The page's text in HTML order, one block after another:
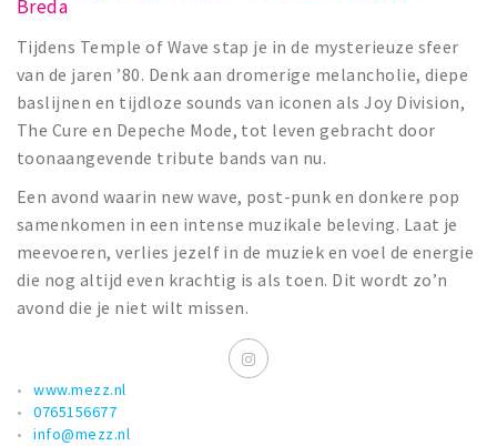
Natuurgebieden
Baroniepoorten
Sport
Privacy
Inloggen
Breda
Tijdens Temple of Wave stap je in de mysterieuze sfeer
van de jaren ’80. Denk aan dromerige melancholie, diepe
baslijnen en tijdloze sounds van iconen als Joy Division,
The Cure en Depeche Mode, tot leven gebracht door
toonaangevende tribute bands van nu.
Een avond waarin new wave, post-punk en donkere pop
samenkomen in een intense muzikale beleving. Laat je
meevoeren, verlies jezelf in de muziek en voel de energie
die nog altijd even krachtig is als toen. Dit wordt zo’n
avond die je niet wilt missen.
www.mezz.nl
0765156677
info@mezz.nl